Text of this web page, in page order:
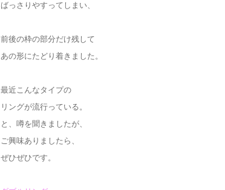
ばっさりやすってしまい、
前後の枠の部分だけ残して
あの形にたどり着きました。
最近こんなタイプの
リングが流行っている。
と、噂を聞きましたが、
ご興味ありましたら、
ぜひぜひです。